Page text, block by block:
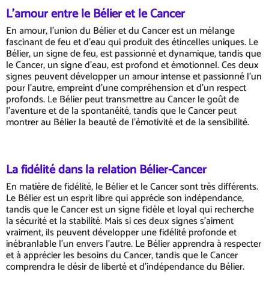
L'amour entre le Bélier et le Cancer
En amour, l'union du Bélier et du Cancer est un mélange
fascinant de feu et d'eau qui produit des étincelles uniques. Le
Bélier, un signe de feu, est passionné et dynamique, tandis que
le Cancer, un signe d'eau, est profond et émotionnel. Ces deux
signes peuvent développer un amour intense et passionné l'un
pour l'autre, empreint d'une compréhension et d'un respect
profonds. Le Bélier peut transmettre au Cancer le goût de
l'aventure et de la spontanéité, tandis que le Cancer peut
montrer au Bélier la beauté de l'émotivité et de la sensibilité.
La fidélité dans la relation Bélier-Cancer
En matière de fidélité, le Bélier et le Cancer sont très différents.
Le Bélier est un esprit libre qui apprécie son indépendance,
tandis que le Cancer est un signe fidèle et loyal qui recherche
la sécurité et la stabilité. Mais si ces deux signes s'aiment
vraiment, ils peuvent développer une fidélité profonde et
inébranlable l'un envers l'autre. Le Bélier apprendra à respecter
et à apprécier les besoins du Cancer, tandis que le Cancer
comprendra le désir de liberté et d'indépendance du Bélier.